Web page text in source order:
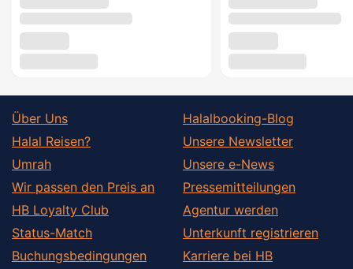
Über Uns
Halal Reisen?
Umrah
Wir passen den Preis an
HB Loyalty Club
Status-Match
Buchungsbedingungen
Halalbooking-Blog
Unsere Newsletter
Unsere e-News
Pressemitteilungen
Agentur werden
Unterkunft registrieren
Karriere bei HB